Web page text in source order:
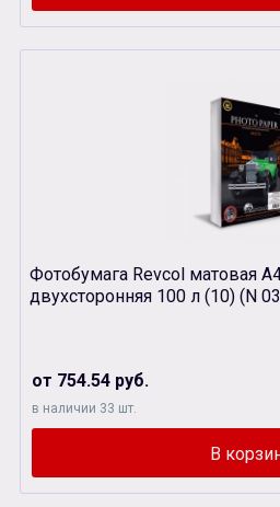
Фотобумага Revcol матовая
двухсторонняя 100 л (10) (N
от 754.54 руб.
в наличии 33 шт.